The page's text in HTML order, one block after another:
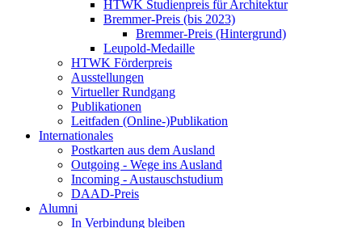
HTWK Studienpreis für Architektur
Bremmer-Preis (bis 2023)
Bremmer-Preis (Hintergrund)
Leupold-Medaille
HTWK Förderpreis
Ausstellungen
Virtueller Rundgang
Publikationen
Leitfaden (Online-)Publikation
Internationales
Postkarten aus dem Ausland
Outgoing - Wege ins Ausland
Incoming - Austauschstudium
DAAD-Preis
Alumni
In Verbindung bleiben